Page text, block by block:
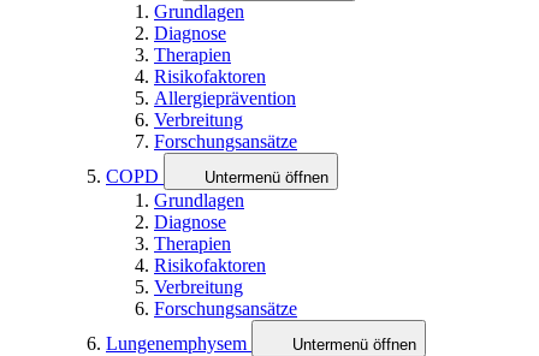
Grundlagen
Diagnose
Therapien
Risikofaktoren
Allergieprävention
Verbreitung
Forschungsansätze
COPD
Untermenü öffnen
Grundlagen
Diagnose
Therapien
Risikofaktoren
Verbreitung
Forschungsansätze
Lungenemphysem
Untermenü öffnen